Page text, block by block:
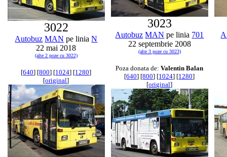
3022
Autobuz MAN pe liniaN
22 mai 2018
(alte 2 poze cu 3022)
3023
Autobuz MAN pe linia 701
22 septembrie 2008
(alte 3 poze cu 3023)
[640] [800] [1024] [1280]
[original]
Poza donata de:Valentin Balan
[640] [800] [1024] [1280]
[original]